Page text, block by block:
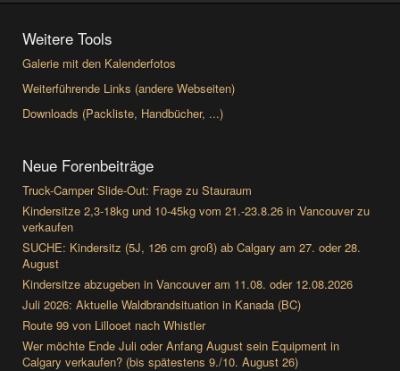
Weitere Tools
Galerie mit den Kalenderfotos
Weiterführende Links (andere Webseiten)
Downloads (Packliste, Handbücher, ...)
Neue Forenbeiträge
Truck-Camper Slide-Out: Frage zu Stauraum
Kindersitze 2,3-18kg und 10-45kg vom 21.-23.8.26 in Vancouver zu
verkaufen
SUCHE: Kindersitz (5J, 126 cm groß) ab Calgary am 27. oder 28.
August
Kindersitze abzugeben in Vancouver am 11.08. oder 12.08.2026
Juli 2026: Aktuelle Waldbrandsituation in Kanada (BC)
Route 99 von Lillooet nach Whistler
Wer möchte Ende Juli oder Anfang August sein Equipment in
Calgary verkaufen? (bis spätestens 9./10. August 26)